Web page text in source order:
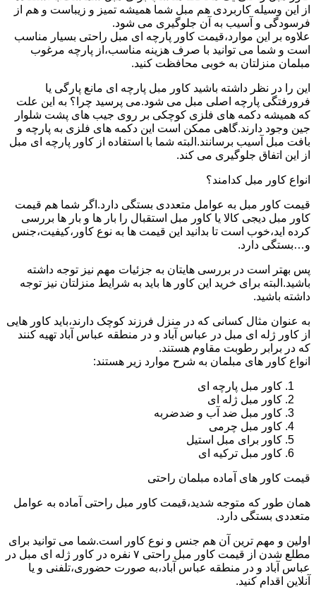
از این وسیله کاربردی هم مبل شما همیشه تمیز و زیباست و هم از
فرسودگی و آسیب به آن جلوگیری می شود.
علاوه بر این موارد،قیمت کاور پارچه ای مبل راحتی بسیار مناسب
است و شما می توانید با صرف هزینه مناسب،از پارچه مرغوب
مبلمان منزلتان به خوبی محافظت کنید.
این را در نظر داشته باشید کاور مبل پارچه ای مانع پارگی یا
فرورفتگی پارچه اصلی مبل می شود.می پرسید چرا؟ به این علت
که همیشه دکمه های فلزی کوچکی بر روی جیب های پشت شلوار
جین وجود دارند.گاهی ممکن است این دکمه های فلزی به پارچه و
بافت مبل آسیب برسانند.البته شما با استفاده از کاور پارچه ای مبل
از این اتفاق جلوگیری می کند.
انواع کاور مبل کدامند؟
قیمت کاور مبل به عوامل متعددی بستگی دارد.اگر شما هم قیمت
کاور مبل دیجی کالا یا کاور مبل استقبال را بار ها و بار ها بررسی
کرده اید،خوب است تا بدانید این قیمت ها به نوع کاور،کیفیت،جنس
و…بستگی دارد.
پس بهتر است در بررسی هایتان به جزئیات مهم نیز توجه داشته
باشید.البته برای خرید این کاور ها باید به شرایط منزلتان نیز توجه
داشته باشید.
به عنوان مثال کسانی که در منزل فرزند کوچک دارند،باید کاور هایی
از کاور ژله ای مبل در عباس آباد و در منطقه عباس آباد تهیه کنند
که در برابر رطوبت مقاوم هستند.
انواع کاور های مبلمان به شرح موارد زیر هستند:
کاور مبل پارچه ای
کاور مبل ژله ای
کاور مبل ضد آب و ضدضربه
کاور مبل چرمی
کاور برای مبل استیل
کاور مبل ترکیه ای
قیمت کاور های آماده مبلمان راحتی
همان طور که متوجه شدید،قیمت کاور مبل راحتی آماده به عوامل
متعددی بستگی دارد.
اولین و مهم ترین آن هم جنس و نوع کاور است.شما می توانید برای
مطلع شدن از قیمت کاور مبل راحتی ۷ نفره در کاور ژله ای مبل در
عباس آباد و در منطقه عباس آباد،به صورت حضوری،تلفنی و یا
آنلاین اقدام کنید.